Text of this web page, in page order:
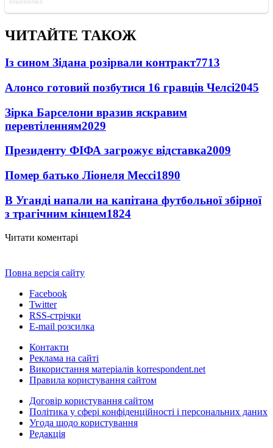
ЧИТАЙТЕ ТАКОЖ
Із сином Зідана розірвали контракт7713
Алонсо готовий позбутися 16 гравців Челсі2045
Зірка Барселони вразив яскравим
перевтіленням2029
Президенту ФІФА загрожує відставка2009
Помер батько Ліонеля Мессі1890
В Уганді напали на капітана футбольної збірної
з трагічним кінцем1824
Читати коментарі
Повна версія сайту
Facebook
Twitter
RSS-стрічки
E-mail розсилка
Контакти
Реклама на сайті
Використання матеріалів korrespondent.net
Правила користування сайтом
Договір користування сайтом
Політика у сфері конфіденційності і персональних даних
Угода щодо користування
Редакція